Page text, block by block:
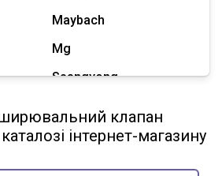
Maybach
Mg
Ssangyong
Tesla
клапан
інтернет-магазину